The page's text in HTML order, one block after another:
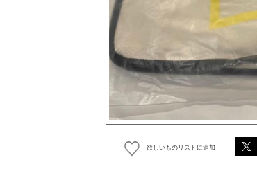
欲しいものリストに追加